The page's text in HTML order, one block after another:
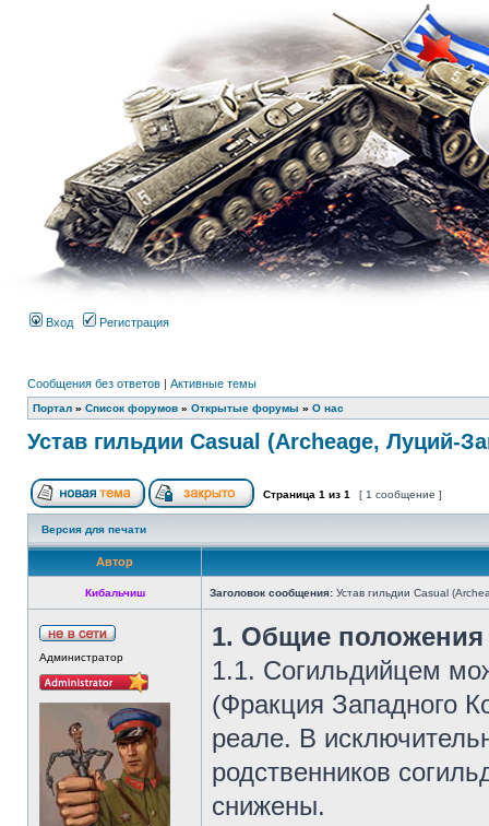
Вход Регистрация
Сообщения без ответов | Активные темы
Портал » Список форумов » Открытые форумы » О нас
Устав гильдии Casual (Archeage, Луций-
Страница 1 из 1 [ 1 сообщение ]
Версия для печати
Автор
Кибальчиш Заголовок сообщения: Устав гильдии Casual
Администратор
1. Общие положения
1.1. Согильдийцем
(Фракция Западного
реале. В
родственников
снижены.